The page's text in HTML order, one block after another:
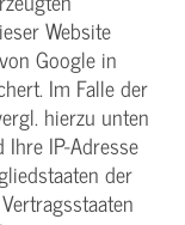
Website
Google in
Im Falle der
hierzu unten
IP-Adresse
der